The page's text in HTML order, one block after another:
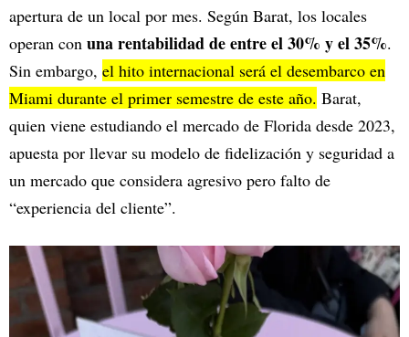
apertura de un local por mes. Según Barat, los locales
operan con una rentabilidad de entre el 30% y el 35%.
Sin embargo, el hito internacional será el desembarco en
Miami durante el primer semestre de este año. Barat,
quien viene estudiando el mercado de Florida desde 2023,
apuesta por llevar su modelo de fidelización y seguridad a
un mercado que considera agresivo pero falto de
“experiencia del cliente”.